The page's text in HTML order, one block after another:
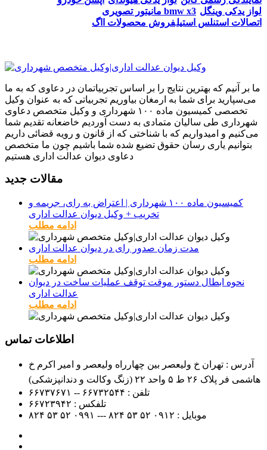
مانیتور تصویری bmw x3 لواز یدکی وینگل
اتصالات استنلس استیلفروش محصولات ااگ
ما بر آنیم که بهترین نتایج را بر اساس تجربیاتمان در دعاوی که به ما
می‌سپارید برای شما به ارمغان بیاوریم تجربیاتی که به عنوان وکیل
تخصصی کمیسیون ماده ۱۰۰ شهرداری و وکیل متخصص دعاوی
شهرداری طی سالیان متمادی به دست آوردیم خاضعانه تقدیم شما
می‌کنیم و امیدواریم که با شناختی که از قانون و رویه قضائی داریم
بتوانیم یاری رسان حقوق تضیع شده شما باشیم چون ما متخصص
دعاوی دیوان عدالت اداری هستیم
مقالات جدید
کمیسیون ماده ۱۰۰ شهرداری | اعتراض به رای، جریمه و
تخریب + وکیل دیوان عدالت اداری
ادامه مطلب
مدت زمان صدور رای در دیوان عدالت اداری
ادامه مطلب
نحوه ابطال دستور موقت توقف عملیات ساخت در دیوان
عدالت اداری
ادامه مطلب
اطلاعات تماس
آدرس : تهران خ ولیعصر بین چهارراه ولیعصر و امیر اکرم خ
هاشمی فر پلاک ۲۶ ط ۵ واحد ۲۲ (زنگ وکالت و دندانپزشکی)
تلفن : ۶۶۷۳۲۵۴۴ -- ۶۶۷۳۷۶۷۱
تلفکس : ۶۶۷۲۳۹۴۲
موبایل : ۰۹۱۲ ۵۲ ۵۳ ۸۲۴ --- ۰۹۹۱ ۵۲ ۵۳ ۸۲۴